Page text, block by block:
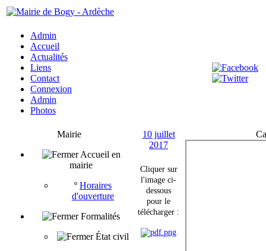
Admin
Accueil
Actualités
Liens
Contact
Connexion
Admin
Photos
Mairie
Accueil en
mairie
º Horaires
d'ouverture
Formalités
État civil
10 juillet
2017
Cliquer sur
l'image ci-
dessous
pour le
télécharger :